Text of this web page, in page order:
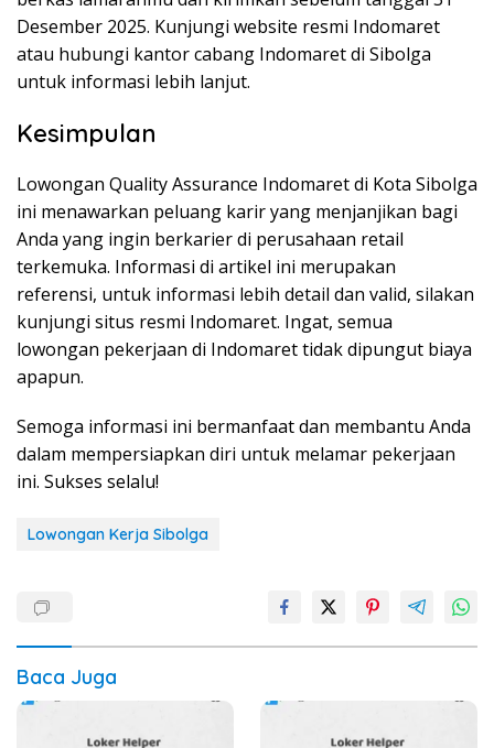
Desember 2025. Kunjungi website resmi Indomaret
atau hubungi kantor cabang Indomaret di Sibolga
untuk informasi lebih lanjut.
Kesimpulan
Lowongan Quality Assurance Indomaret di Kota Sibolga
ini menawarkan peluang karir yang menjanjikan bagi
Anda yang ingin berkarier di perusahaan retail
terkemuka. Informasi di artikel ini merupakan
referensi, untuk informasi lebih detail dan valid, silakan
kunjungi situs resmi Indomaret. Ingat, semua
lowongan pekerjaan di Indomaret tidak dipungut biaya
apapun.
Semoga informasi ini bermanfaat dan membantu Anda
dalam mempersiapkan diri untuk melamar pekerjaan
ini. Sukses selalu!
Lowongan Kerja Sibolga
Baca Juga